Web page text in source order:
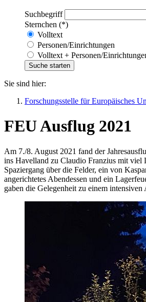
Suchbegriff
Sternchen (*)
Volltext
Personen/Einrichtungen
Volltext + Personen/
Sie sind hier:
Forschungsstelle für Europäisches
FEU Ausflug 2021
Am 7./8. August 2021 fand der
ins Havelland zu Claudio Franzius mit
Spaziergang über die Felder, ein von
angerichtetes Abendessen und ein
gaben die Gelegenheit zu einem intensiven